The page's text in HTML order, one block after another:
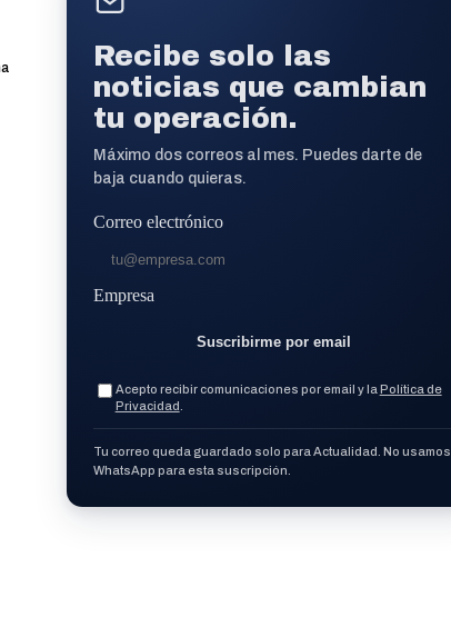
Recibe solo las
noticias que cambian
tu operación.
Máximo dos correos al mes. Puedes darte de
baja cuando quieras.
Correo electrónico
Empresa
Suscribirme por email
Acepto recibir comunicaciones por email y la Política de
Privacidad
Tu correo queda guardado solo para Actualidad. No usamos
WhatsApp para esta suscripción.